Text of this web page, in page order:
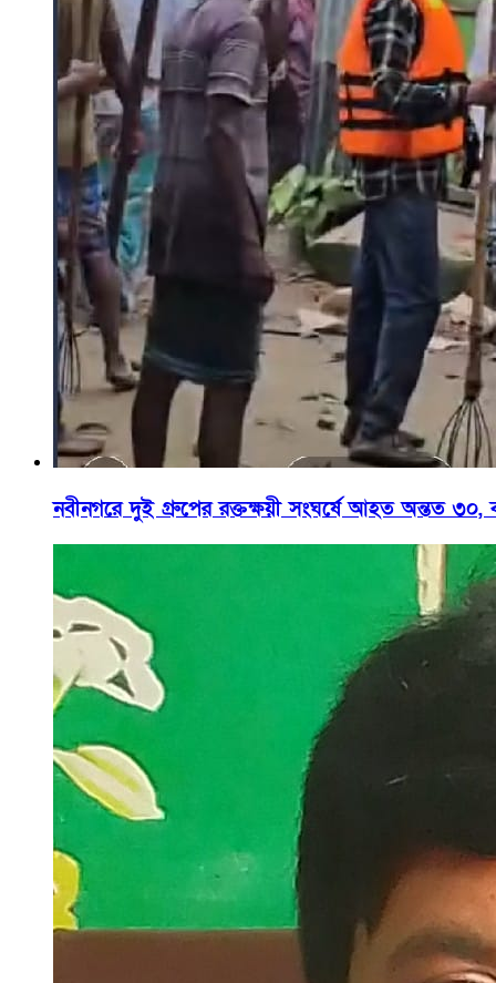
নবীনগরে দুই গ্রুপের রক্তক্ষয়ী সংঘর্ষে আহত অন্তত ৩০,